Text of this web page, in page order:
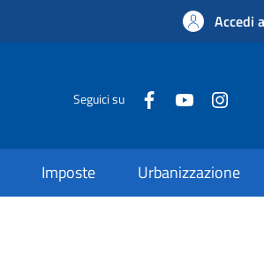
Accedi
Seguici su
Imposte Urbanizzazione